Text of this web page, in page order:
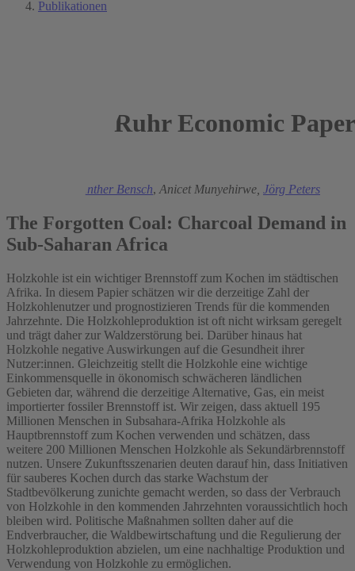
Publikationen
Ruhr Economic
Gunther Bensch, Anicet Munyehirwe, Jörg Peters
The Forgotten Coal: Charcoal Demand in
Sub-Saharan Africa
Holzkohle ist ein wichtiger Brennstoff zum Kochen im städtischen
Afrika. In diesem Papier schätzen wir die derzeitige Zahl der
Holzkohlenutzer und prognostizieren Trends für die kommenden
Jahrzehnte. Die Holzkohleproduktion ist oft nicht wirksam geregelt
und trägt daher zur Waldzerstörung bei. Darüber hinaus hat
Holzkohle negative Auswirkungen auf die Gesundheit ihrer
Nutzer:innen. Gleichzeitig stellt die Holzkohle eine wichtige
Einkommensquelle in ökonomisch schwächeren ländlichen
Gebieten dar, während die derzeitige Alternative, Gas, ein meist
importierter fossiler Brennstoff ist. Wir zeigen, dass aktuell 195
Millionen Menschen in Subsahara-Afrika Holzkohle als
Hauptbrennstoff zum Kochen verwenden und schätzen, dass
weitere 200 Millionen Menschen Holzkohle als Sekundärbrennstoff
nutzen. Unsere Zukunftsszenarien deuten darauf hin, dass Initiativen
für sauberes Kochen durch das starke Wachstum der
Stadtbevölkerung zunichte gemacht werden, so dass der Verbrauch
von Holzkohle in den kommenden Jahrzehnten voraussichtlich hoch
bleiben wird. Politische Maßnahmen sollten daher auf die
Endverbraucher, die Waldbewirtschaftung und die Regulierung der
Holzkohleproduktion abzielen, um eine nachhaltige Produktion und
Verwendung von Holzkohle zu ermöglichen.